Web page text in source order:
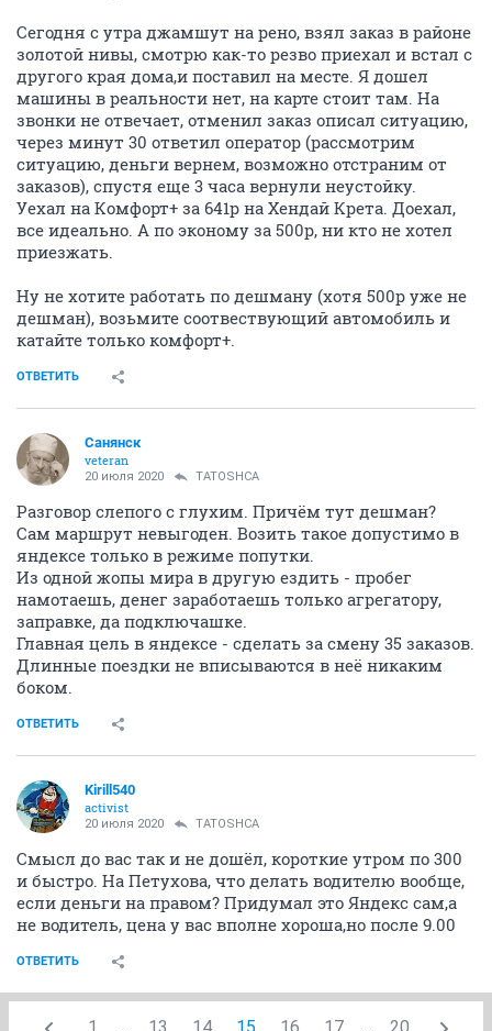
Сегодня с утра джамшут на рено, взял заказ в районе
золотой нивы, смотрю как-то резво приехал и встал с
другого края дома,и поставил на месте. Я дошел
машины в реальности нет, на карте стоит там. На
звонки не отвечает, отменил заказ описал ситуацию,
через минут 30 ответил оператор (рассмотрим
ситуацию, деньги вернем, возможно отстраним от
заказов), спустя еще 3 часа вернули неустойку.
Уехал на Комфорт+ за 641р на Хендай Крета. Доехал,
все идеально. А по эконому за 500р, ни кто не хотел
приезжать.
Ну не хотите работать по дешману (хотя 500р уже не
дешман), возьмите соотвествующий автомобиль и
катайте только комфорт+.
ОТВЕТИТЬ
Санянск
veteran
20 июля 2020 TATOSHCA
Разговор слепого с глухим. Причём тут дешман?
Сам маршрут невыгоден. Возить такое допустимо в
яндексе только в режиме попутки.
Из одной жопы мира в другую ездить - пробег
намотаешь, денег заработаешь только агрегатору,
заправке, да подключашке.
Главная цель в яндексе - сделать за смену 35 заказов.
Длинные поездки не вписываются в неё никаким
боком.
ОТВЕТИТЬ
Kirill540
activist
20 июля 2020 TATOSHCA
Смысл до вас так и не дошёл, короткие утром по 300
и быстро. На Петухова, что делать водителю вообще,
если деньги на правом? Придумал это Яндекс сам,а
не водитель, цена у вас вполне хороша,но после 9.00
ОТВЕТИТЬ